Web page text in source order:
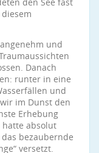
und
Danach
runter in eine
und
im Dunst den
Erhebung
hatte absolut
bezaubernde
versetzt.